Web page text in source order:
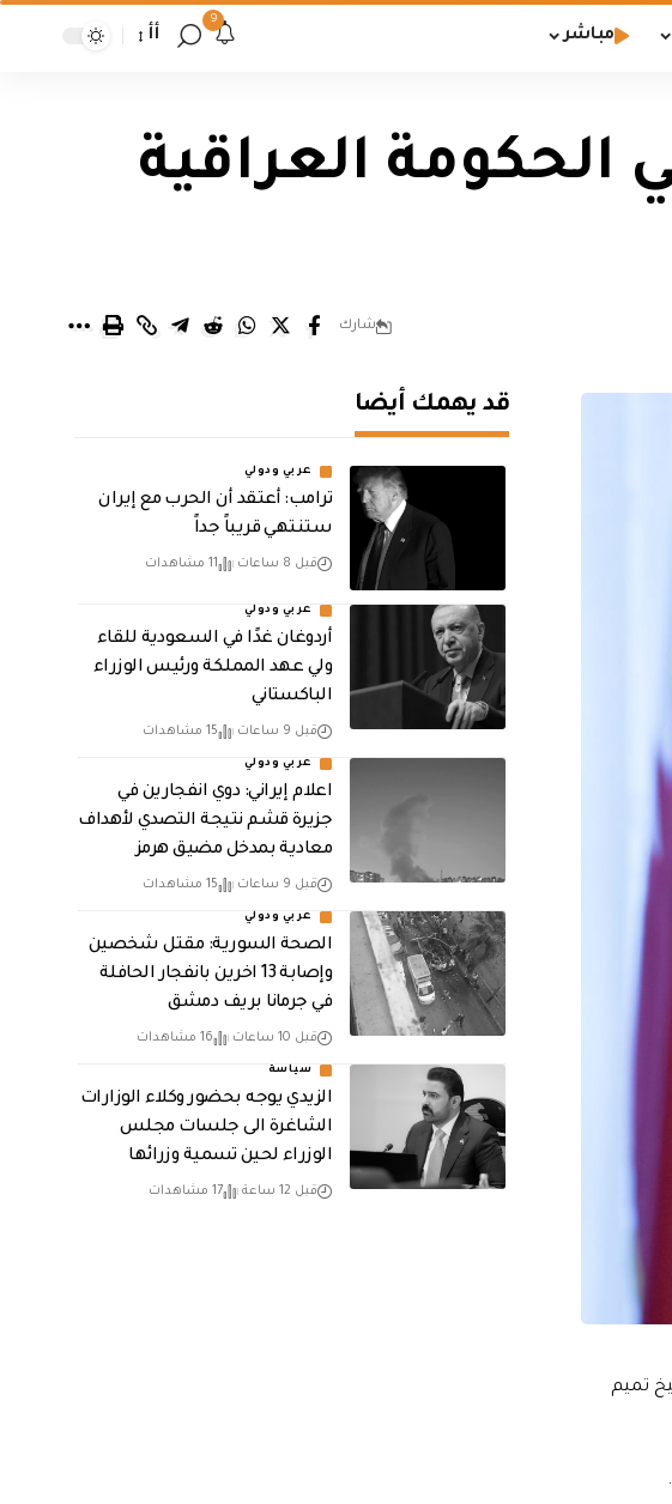
مباشر
9
أأ
الحكومة العراقية
شارك
تميم
قد يهمك أيضا
عربي ودولي
‏ترامب: أعتقد أن الحرب مع إيران
ستنتهي قريباً جداً
قبل 8 ساعات 11 مشاهدات
عربي ودولي
أردوغان غدًا في السعودية للقاء
ولي عهد المملكة ورئيس الوزراء
الباكستاني
قبل 9 ساعات 15 مشاهدات
عربي ودولي
اعلام إيراني: دوي انفجارين في
جزيرة قشم نتيجة التصدي لأهداف
معادية بمدخل مضيق هرمز
قبل 9 ساعات 15 مشاهدات
عربي ودولي
الصحة السورية: مقتل شخصين
وإصابة 13 اخرين بانفجار الحافلة
في جرمانا بريف دمشق
قبل 10 ساعات 16 مشاهدات
سياسة
الزيدي يوجه بحضور وكلاء الوزارات
الشاغرة الى جلسات مجلس
الوزراء لحين تسمية وزرائها
قبل 12 ساعة 17 مشاهدات